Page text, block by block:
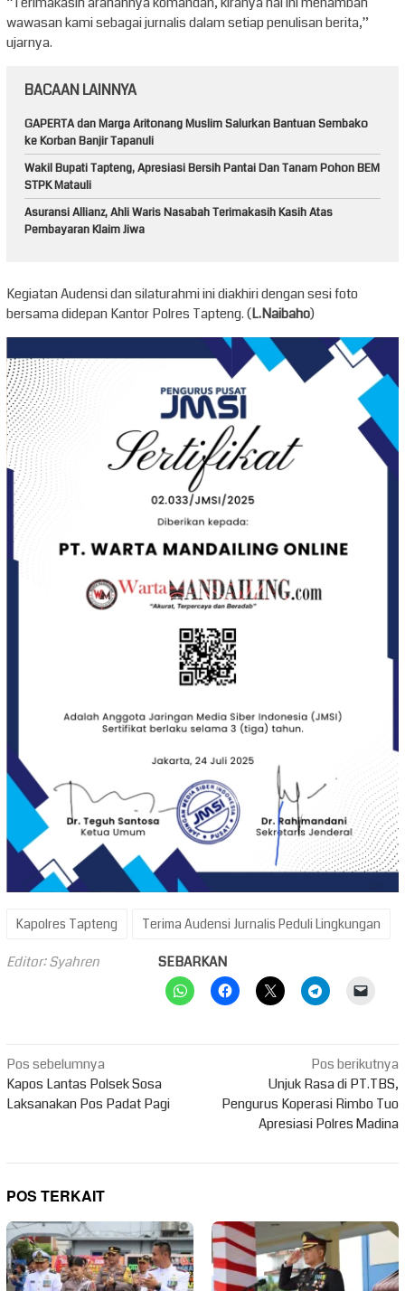
wawasan kami sebagai jurnalis dalam setiap penulisan berita,”
ujarnya.
BACAAN LAINNYA
GAPERTA dan Marga Aritonang Muslim Salurkan Bantuan Sembako
ke Korban Banjir Tapanuli
Wakil Bupati Tapteng, Apresiasi Bersih Pantai Dan Tanam Pohon BEM
STPK Matauli
Asuransi Allianz, Ahli Waris Nasabah Terimakasih Kasih Atas
Pembayaran Klaim Jiwa
Kegiatan Audensi dan silaturahmi ini diakhiri dengan sesi foto
bersama didepan Kantor Polres Tapteng. (L.Naibaho)
Kapolres Tapteng Terima Audensi Jurnalis Peduli Lingkungan
Editor: Syahren SEBARKAN
Navigasi
pos
Pos sebelumnya
Kapos Lantas Polsek Sosa
Laksanakan Pos Padat Pagi
Pos berikutnya
Unjuk Rasa di PT.TBS,
Pengurus Koperasi Rimbo Tuo
Apresiasi Polres Madina
POS TERKAIT